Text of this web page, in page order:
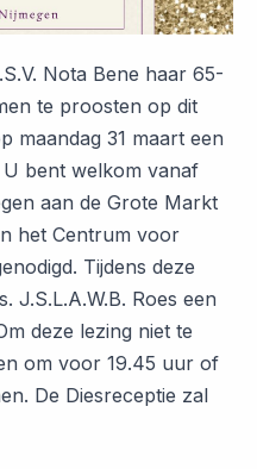
Nota Bene haar 65-
te proosten op dit
maandag 31 maart een
U bent welkom vanaf
aan de Grote Markt
het Centrum voor
Tijdens deze
J.S.L.A.W.B. Roes een
deze lezing niet te
om voor 19.45 uur of
De Diesreceptie zal